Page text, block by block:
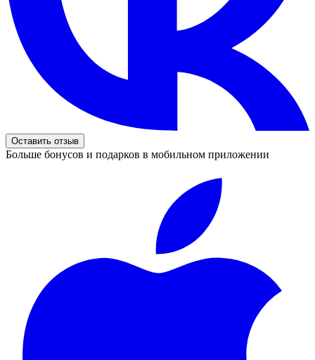
Оставить отзыв
Больше бонусов и подарков в мобильном приложении